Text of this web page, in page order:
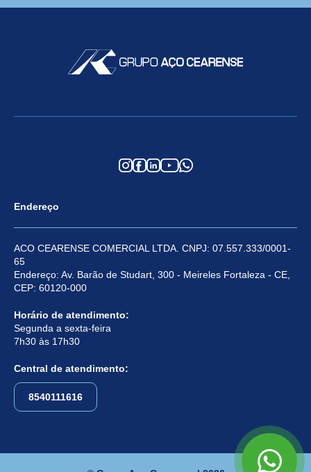
Endereço
ACO CEARENSE COMERCIAL LTDA. CNPJ: 07.557.333/0001-
65
Endereço: Av. Barão de Studart, 300 - Meireles Fortaleza - CE,
CEP: 60120-000
Horário de atendimento:
Segunda a sexta-feira
7h30 às 17h30
Central de atendimento:
8540111616